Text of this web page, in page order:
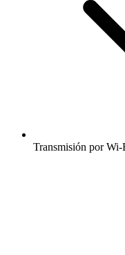
Transmisión por